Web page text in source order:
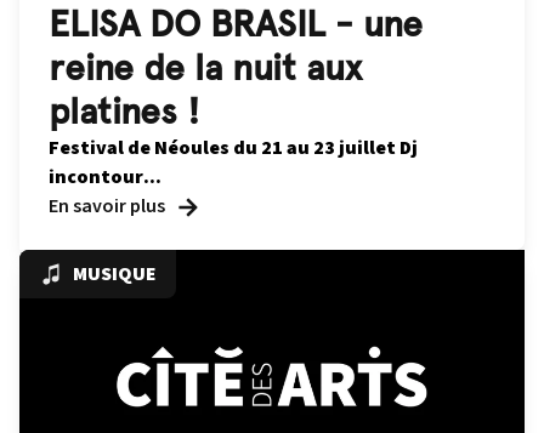
ELISA DO BRASIL - une
reine de la nuit aux
platines !
Festival de Néoules du 21 au 23 juilletDj
incontour...
En savoir plus
MUSIQUE